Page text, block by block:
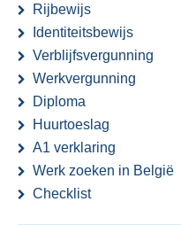
Rijbewijs
Identiteitsbewijs
Verblijfsvergunning
Werkvergunning
Diploma
Huurtoeslag
A1 verklaring
Werk zoeken in België
Checklist